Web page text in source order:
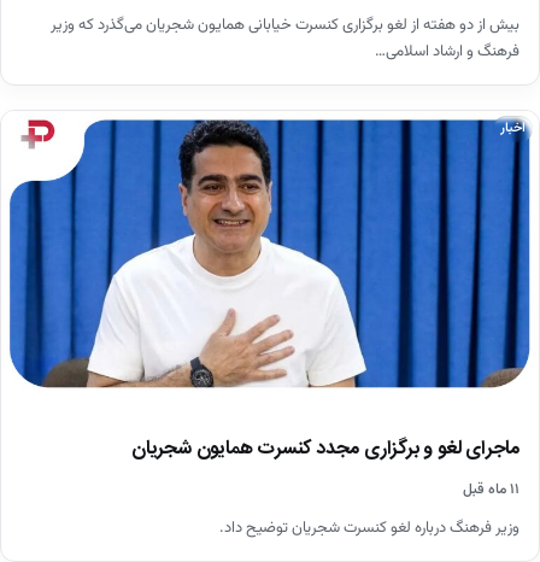
بیش از دو هفته از لغو برگزاری کنسرت خیابانی همایون شجریان می‌گذرد که وزیر
فرهنگ و ارشاد اسلامی…
اخبار
ماجرای لغو و برگزاری مجدد کنسرت همایون شجریان
۱۱ ماه قبل
وزیر فرهنگ درباره لغو کنسرت شجریان توضیح داد.